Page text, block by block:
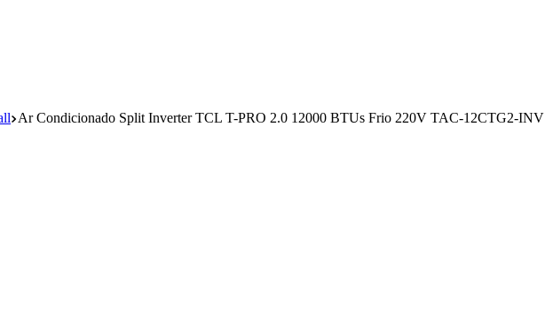
Ar Condicionado Split Inverter TCL T-PRO 2.0 12000 BTUs Frio 220V TAC-12CTG2-INV